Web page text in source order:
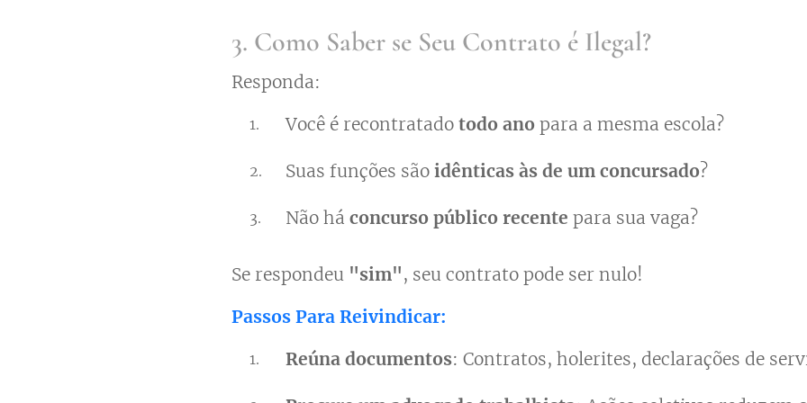
3. Como Saber se Seu Contrato é Ilegal?
Responda:
Você é recontratado todo ano para a mesma escola?
Suas funções são idênticas às de um concursado?
Não há concurso público recente para sua vaga?
Se respondeu "sim", seu contrato pode ser nulo!
Passos Para Reivindicar:
Reúna documentos: Contratos, holerites, declarações de